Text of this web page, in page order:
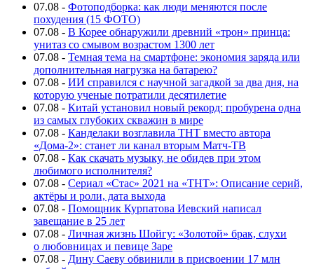
07.08 - Фотоподборка: как люди меняются после
похудения (15 ФОТО)
07.08 - В Корее обнаружили древний «трон» принца:
унитаз со смывом возрастом 1300 лет
07.08 - Темная тема на смартфоне: экономия заряда или
дополнительная нагрузка на батарею?
07.08 - ИИ справился с научной загадкой за два дня, на
которую ученые потратили десятилетие
07.08 - Китай установил новый рекорд: пробурена одна
из самых глубоких скважин в мире
07.08 - Канделаки возглавила ТНТ вместо автора
«Дома-2»: станет ли канал вторым Матч-ТВ
07.08 - Как скачать музыку, не обидев при этом
любимого исполнителя?
07.08 - Сериал «Стас» 2021 на «ТНТ»: Описание серий,
актёры и роли, дата выхода
07.08 - Помощник Курпатова Иевский написал
завещание в 25 лет
07.08 - Личная жизнь Шойгу: «Золотой» брак, слухи
о любовницах и певице Заре
07.08 - Дину Саеву обвинили в присвоении 17 млн